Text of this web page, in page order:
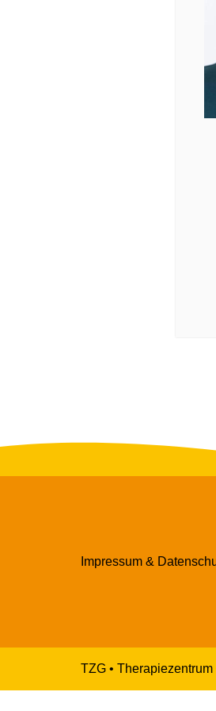
Impressum &
TZG •